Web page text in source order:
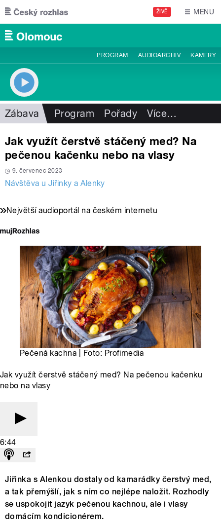
Přejít k hlavnímu obsahu
ŽIVĚ MENU
PROGRAM AUDIOARCHIV KAMERY
Zábava Program Pořady Více…
Jak využít čerstvě stáčený med? Na
pečenou kačenku nebo na vlasy
9. červenec 2023
Návštěva u Jiřinky a Alenky
Největší audioportál na českém internetu
Pečená kachna | Foto: Profimedia
Jak využít čerstvě stáčený med? Na pečenou kačenku
nebo na vlasy
6:44
Jiřinka s Alenkou dostaly od kamarádky čerstvý med,
a tak přemýšlí, jak s ním co nejlépe naložit. Rozhodly
se uspokojit jazyk pečenou kachnou, ale i vlasy
domácím kondicionérem.